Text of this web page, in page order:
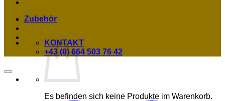
Es befinden sich keine Produkte im Warenkorb.
Zubehör
KONTAKT
+43 (0) 664 503 76 42